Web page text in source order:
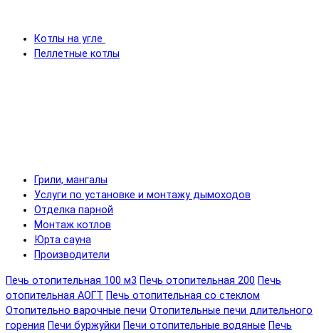
Котлы на угле
Пеллетные котлы
Грили, мангалы
Услуги по установке и монтажу дымоходов
Отделка парной
Монтаж котлов
Юрта сауна
Производители
Печь отопительная 100 м3 Печь отопительная 200 Печь
отопительная АОГТ Печь отопительная со стеклом
Отопительно варочные печи Отопительные печи длительного
горения Печи буржуйки Печи отопительные водяные Печь